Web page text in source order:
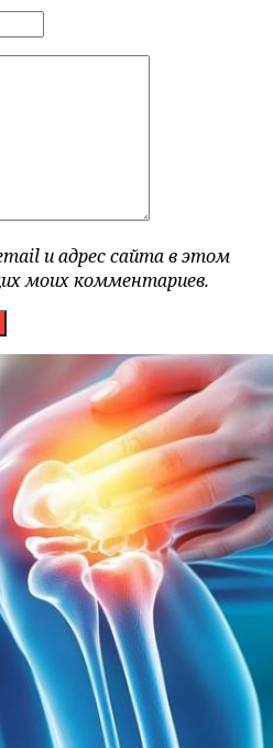
и адрес сайта в этом
моих комментариев.